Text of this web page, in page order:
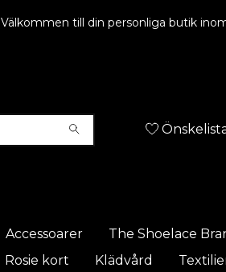
Välkommen till din personliga butik
Accessoarer The Shoelace
Rosie kort Klädvård